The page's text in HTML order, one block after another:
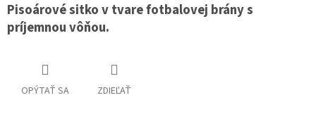
Pisoárové sitko v tvare fotbalovej brány s
príjemnou vôňou.
OPÝTAŤ SA ZDIEĽAŤ